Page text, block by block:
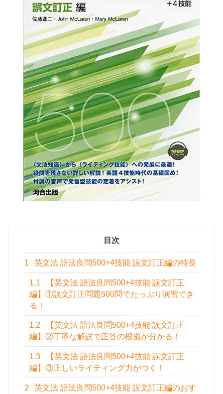
目次
1 英文法 語法良問500+4技能 誤文訂正編の特長
1.1
【英文法 語法良問500+4技能 誤文訂正
編】①誤文訂正問題500問でたっぷり演習でき
る！
1.2
【英文法 語法良問500+4技能 誤文訂正
編】②丁寧な解説で正答の根拠が分かる！
1.3
【英文法 語法良問500+4技能 誤文訂正
編】③正しいライティング力がつく！
2
英文法 語法良問500+4技能 誤文訂正編のおす